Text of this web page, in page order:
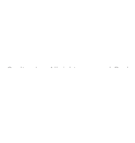
Coulter, Inc. All rights reserved.